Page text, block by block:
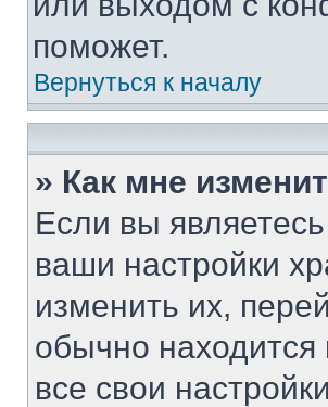
поможет.
Вернуться к началу
» Как мне
Если вы
ваши настройки
изменить их,
обычно
все свои